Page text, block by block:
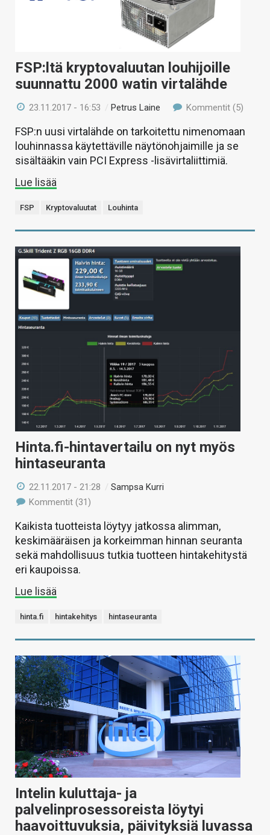
FSP:ltä kryptovaluutan louhijoille
suunnattu 2000 watin virtalähde
23.11.2017 - 16:53 /Petrus Laine Kommentit (5)
FSP:n uusi virtalähde on tarkoitettu nimenomaan
louhinnassa käytettäville näytönohjaimille ja se
sisältääkin vain PCI Express -lisävirtaliittimiä.
Lue lisää
FSP Kryptovaluutat Louhinta
Hinta.fi-hintavertailu on nyt myös
hintaseuranta
22.11.2017 - 21:28 /Sampsa Kurri
Kommentit (31)
Kaikista tuotteista löytyy jatkossa alimman,
keskimääräisen ja korkeimman hinnan seuranta
sekä mahdollisuus tutkia tuotteen hintakehitystä
eri kaupoissa.
Lue lisää
hinta.fi hintakehitys hintaseuranta
Intelin kuluttaja- ja
palvelinprosessoreista löytyi
haavoittuvuksia, päivityksiä luvassa